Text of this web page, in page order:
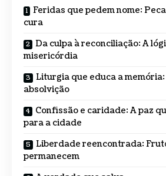
Feridas que pedem nome:
cura
Da culpa à reconciliação: A
misericórdia
Liturgia que educa a
absolvição
Confissão e caridade: A paz
para a cidade
Liberdade reencontrada:
permanecem